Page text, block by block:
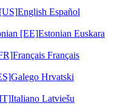
English Español
[EE]Estonian Euskara
Français Français
Galego Hrvatski
Italiano Latviešu